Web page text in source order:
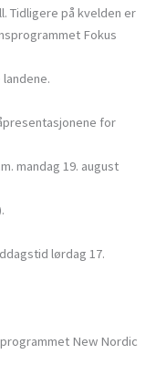
Tidligere på kvelden er
Fokus
for
mandag 19. august
lørdag 17.
New Nordic